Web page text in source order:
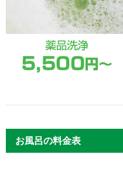
お風呂の料金表